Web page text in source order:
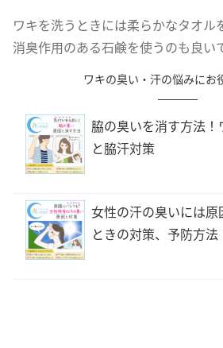
ワキを洗うときには柔らかなタオル
消臭作用のある石鹸を使うのも良い
ワキの臭い・汗の悩みにお
脇の臭いを消す方法
と脇汗対策
女性の汗の臭いには
ときの対策、予防方法